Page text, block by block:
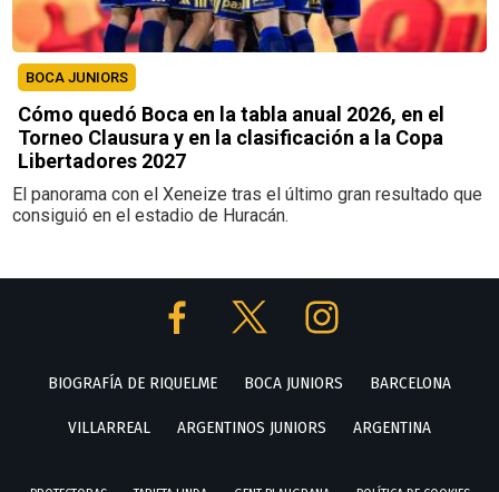
BOCA JUNIORS
Cómo quedó Boca en la tabla anual 2026, en el
Torneo Clausura y en la clasificación a la Copa
Libertadores 2027
El panorama con el Xeneize tras el último gran resultado que
consiguió en el estadio de Huracán.
BIOGRAFÍA DE RIQUELME BOCA JUNIORS BARCELONA
VILLARREAL ARGENTINOS JUNIORS ARGENTINA